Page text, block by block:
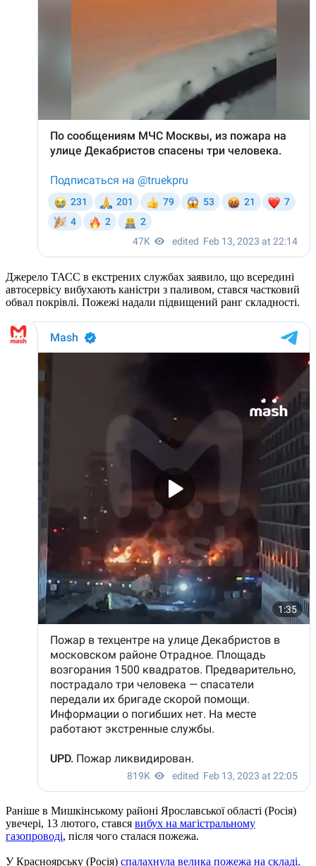
Джерело ТАСС в екстрених службах заявило, що всередині
автосервісу вибухають каністри з паливом, стався частковий
обвал покрівлі. Пожежі надали підвищений ранг складності.
Раніше в Мишкінському районі Ярославської області (Росія)
увечері, 13 лютого, стався вибух на магістральному
газопроводі, після чого сталася пожежа.
У Красноярську (Росія) спалахнула велика пожежа на складі.